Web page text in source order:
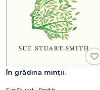
În grădina minții.